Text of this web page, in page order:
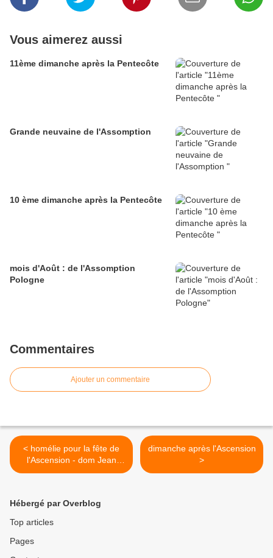
Vous aimerez aussi
11ème dimanche après la Pentecôte
Grande neuvaine de l'Assomption
10 ème dimanche après la Pentecôte
mois d'Août : de l'Assomption
Pologne
Commentaires
Ajouter un commentaire
< homélie pour la fête de
l'Ascension - dom Jean
Pateau père abbé de
dimanche après l'Ascension
>
Hébergé par Overblog
Top articles
Pages